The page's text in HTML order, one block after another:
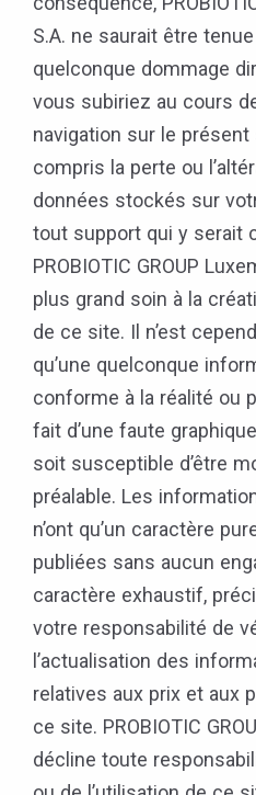
S.A. ne saurait être
quelconque dommage
vous subiriez au cours
navigation sur le
compris la perte ou
données stockés sur
tout support qui y serait
PROBIOTIC GROUP
plus grand soin à la
de ce site. Il n’est
qu’une quelconque
conforme à la réalité ou
fait d’une faute
soit susceptible d’être
préalable. Les
n’ont qu’un caractère
publiées sans aucun
caractère exhaustif,
votre responsabilité de
l’actualisation des
relatives aux prix et aux
ce site. PROBIOTIC
décline toute